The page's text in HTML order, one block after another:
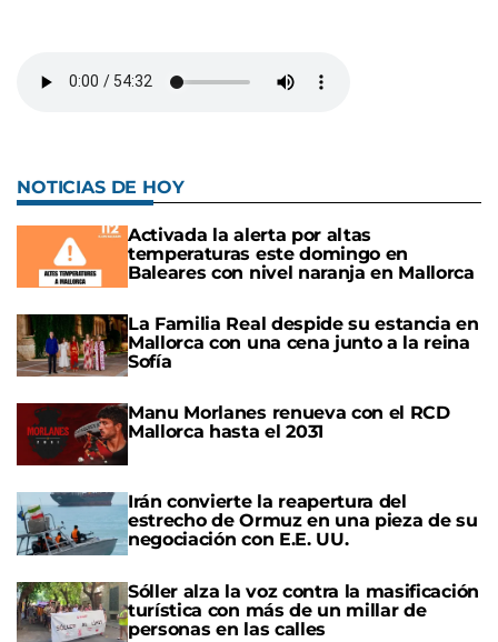
NOTICIAS DE HOY
Activada la alerta por altas
temperaturas este domingo en
Baleares con nivel naranja en Mallorca
La Familia Real despide su estancia en
Mallorca con una cena junto a la reina
Sofía
Manu Morlanes renueva con el RCD
Mallorca hasta el 2031
Irán convierte la reapertura del
estrecho de Ormuz en una pieza de su
negociación con E.E. UU.
Sóller alza la voz contra la masificación
turística con más de un millar de
personas en las calles